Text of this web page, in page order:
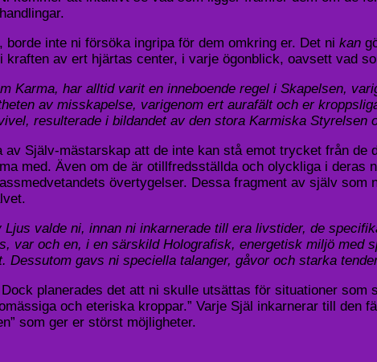
inte ni försöka ingripa för dem omkring er. Det ni kan
av ert hjärtas center, i varje ögonblick, oavsett vad
Karma, har alltid varit en inneboende regel i Skapelsen,
av misskapelse, varigenom ert aurafält och er
resulterade i bildandet av den stora Karmiska Styrelsen
Själv-mästarskap att de inte kan stå emot trycket från
med. Även om de är otillfredsställda och olyckliga i deras
övertygelser. Dessa fragment av själv
valde ni, innan ni inkarnerade till era livstider, de
var och en, i en särskild Holografisk, energetisk miljö
gavs ni speciella talanger, gåvor och starka
Dock planerades det att ni skulle utsättas för situationer som
och eteriska kroppar.” Varje Själ inkarnerar till den
som ger er störst möjligheter.